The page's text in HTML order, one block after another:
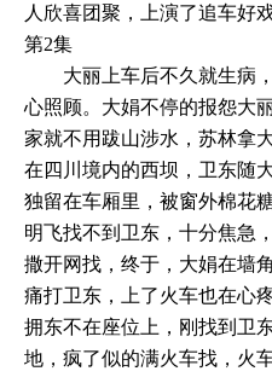
人欣喜团聚，上演了追车好戏
第2集
大丽上车后不久就生病，
心照顾。大娟不停的报怨大
家就不用跋山涉水，苏林拿
在四川境内的西坝，卫东随
独留在车厢里，被窗外棉花
明飞找不到卫东，十分焦急
撒开网找，终于，大娟在墙
痛打卫东，上了火车也在心
拥东不在座位上，刚找到卫
地，疯了似的满火车找，火